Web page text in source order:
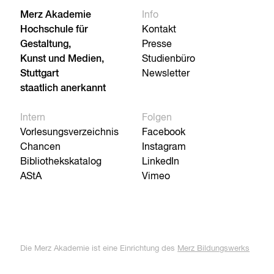
Merz Akademie
Hochschule für
Gestaltung,
Kunst und Medien,
Stuttgart
staatlich anerkannt
Info
Kontakt
Presse
Studienbüro
Newsletter
Intern
Vorlesungsverzeichnis
Chancen
Bibliothekskatalog
AStA
Folgen
Facebook
Instagram
LinkedIn
Vimeo
Die Merz Akademie ist eine Einrichtung des Merz Bildungswerks